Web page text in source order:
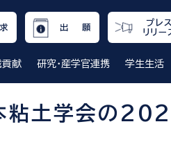
出 願
プレス
リリー
貢献 研究・産学官連携 学生生活
粘土学会の